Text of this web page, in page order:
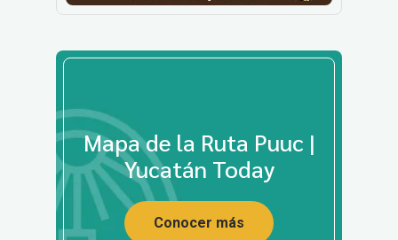
Mapa de la Ruta Puuc |
Yucatán Today
Conocer más